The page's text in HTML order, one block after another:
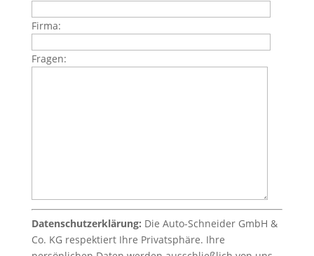
Firma:
Fragen:
Datenschutzerklärung: Die Auto-Schneider GmbH &
Co. KG respektiert Ihre Privatsphäre. Ihre